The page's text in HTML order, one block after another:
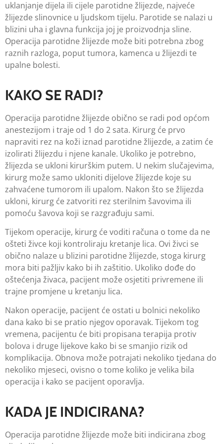
uklanjanje dijela ili cijele parotidne žlijezde, najveće
žlijezde slinovnice u ljudskom tijelu. Parotide se nalazi u
blizini uha i glavna funkcija joj je proizvodnja sline.
Operacija parotidne žlijezde može biti potrebna zbog
raznih razloga, poput tumora, kamenca u žlijezdi te
upalne bolesti.
KAKO SE RADI?
Operacija parotidne žlijezde obično se radi pod općom
anestezijom i traje od 1 do 2 sata. Kirurg će prvo
napraviti rez na koži iznad parotidne žlijezde, a zatim će
izolirati žlijezdu i njene kanale. Ukoliko je potrebno,
žlijezda se ukloni kirurškim putem. U nekim slučajevima,
kirurg može samo ukloniti dijelove žlijezde koje su
zahvaćene tumorom ili upalom. Nakon što se žlijezda
ukloni, kirurg će zatvoriti rez sterilnim šavovima ili
pomoću šavova koji se razgrađuju sami.
Tijekom operacije, kirurg će voditi računa o tome da ne
ošteti živce koji kontroliraju kretanje lica. Ovi živci se
obično nalaze u blizini parotidne žlijezde, stoga kirurg
mora biti pažljiv kako bi ih zaštitio. Ukoliko dođe do
oštećenja živaca, pacijent može osjetiti privremene ili
trajne promjene u kretanju lica.
Nakon operacije, pacijent će ostati u bolnici nekoliko
dana kako bi se pratio njegov oporavak. Tijekom tog
vremena, pacijentu će biti propisana terapija protiv
bolova i druge lijekove kako bi se smanjio rizik od
komplikacija. Obnova može potrajati nekoliko tjedana do
nekoliko mjeseci, ovisno o tome koliko je velika bila
operacija i kako se pacijent oporavlja.
KADA JE INDICIRANA?
Operacija parotidne žlijezde može biti indicirana zbog